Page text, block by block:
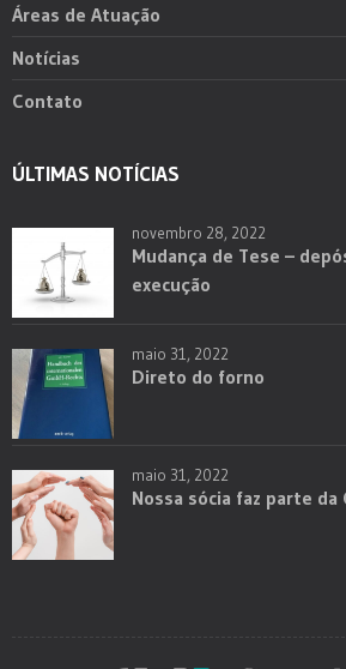
Áreas de Atuação
Notícias
Contato
ÚLTIMAS NOTÍCIAS
novembro 28, 2022
Mudança de Tese –
execução
maio 31, 2022
Direto do forno
maio 31, 2022
Nossa sócia faz parte da